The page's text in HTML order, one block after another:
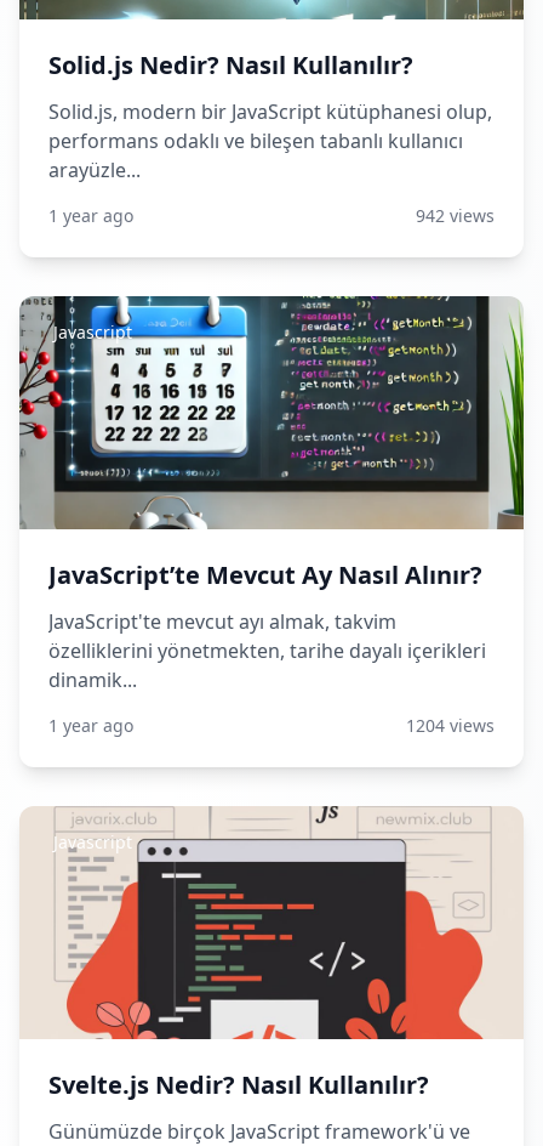
Solid.js Nedir? Nasıl Kullanılır?
Solid.js, modern bir JavaScript kütüphanesi olup,
performans odaklı ve bileşen tabanlı kullanıcı
arayüzle...
1 year ago 942 views
Javascript
JavaScript’te Mevcut Ay Nasıl Alınır?
JavaScript'te mevcut ayı almak, takvim
özelliklerini yönetmekten, tarihe dayalı içerikleri
dinamik...
1 year ago 1204 views
Javascript
Svelte.js Nedir? Nasıl Kullanılır?
Günümüzde birçok JavaScript framework'ü ve